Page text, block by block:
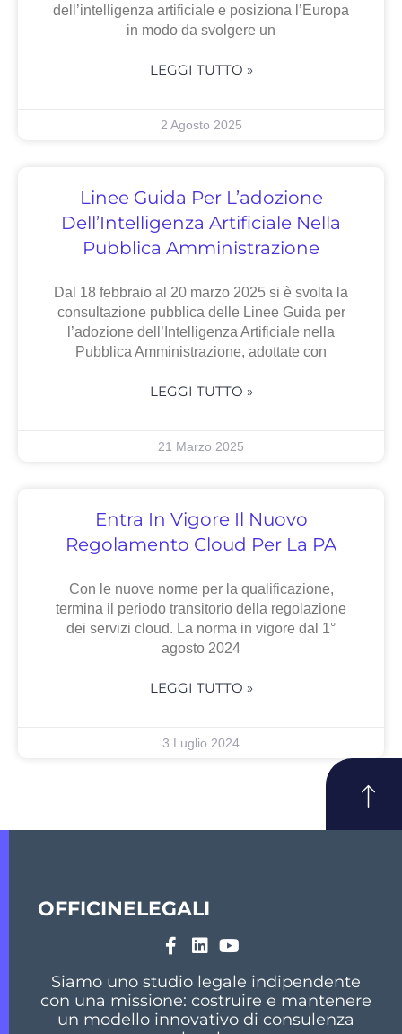
dell’intelligenza artificiale e posiziona l’Europa
in modo da svolgere un
LEGGI TUTTO »
2 Agosto 2025
Linee Guida Per L’adozione
Dell’Intelligenza Artificiale Nella
Pubblica Amministrazione
Dal 18 febbraio al 20 marzo 2025 si è svolta la
consultazione pubblica delle Linee Guida per
l’adozione dell’Intelligenza Artificiale nella
Pubblica Amministrazione, adottate con
LEGGI TUTTO »
21 Marzo 2025
Entra In Vigore Il Nuovo
Regolamento Cloud Per La PA
Con le nuove norme per la qualificazione,
termina il periodo transitorio della regolazione
dei servizi cloud. La norma in vigore dal 1°
agosto 2024
LEGGI TUTTO »
3 Luglio 2024
OFFICINELEGALI
Siamo uno studio legale indipendente
con una missione: costruire e mantenere
un modello innovativo di consulenza